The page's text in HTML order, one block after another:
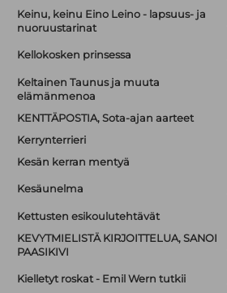
Keinu, keinu Eino Leino - lapsuus- ja
nuoruustarinat
Kellokosken prinsessa
Keltainen Taunus ja muuta
elämänmenoa
KENTTÄPOSTIA, Sota-ajan aarteet
Kerrynterrieri
Kesän kerran mentyä
Kesäunelma
Kettusten esikoulutehtävät
KEVYTMIELISTÄ KIRJOITTELUA, SANOI
PAASIKIVI
Kielletyt roskat - Emil Wern tutkii